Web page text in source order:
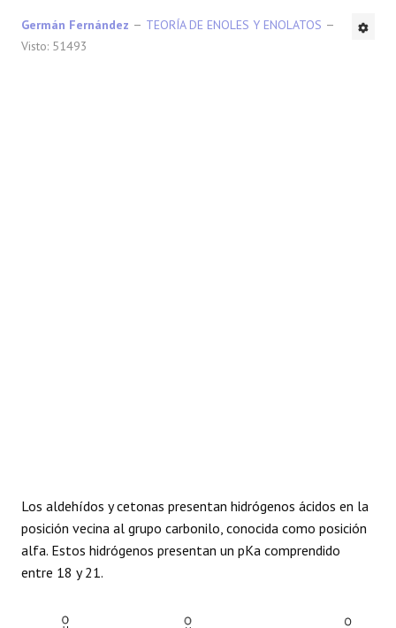
Germán Fernández
TEORÍA DE ENOLES Y ENOLATOS
Visto: 51493
Los aldehídos y cetonas presentan hidrógenos ácidos en la
posición vecina al grupo carbonilo, conocida como posición
alfa. Estos hidrógenos presentan un pKa comprendido
entre 18 y 21.